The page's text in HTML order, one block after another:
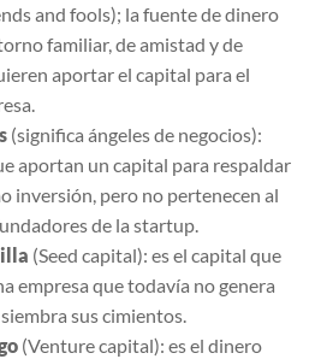
and fools); la fuente de dinero
familiar, de amistad y de
aportar el capital para el
(significa ángeles de negocios):
aportan un capital para respaldar
inversión, pero no pertenecen al
de la startup.
(Seed capital): es el capital que
empresa que todavía no genera
sus cimientos.
(Venture capital): es el dinero